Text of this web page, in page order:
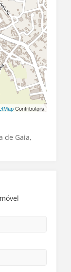
Contributors
de Gaia,